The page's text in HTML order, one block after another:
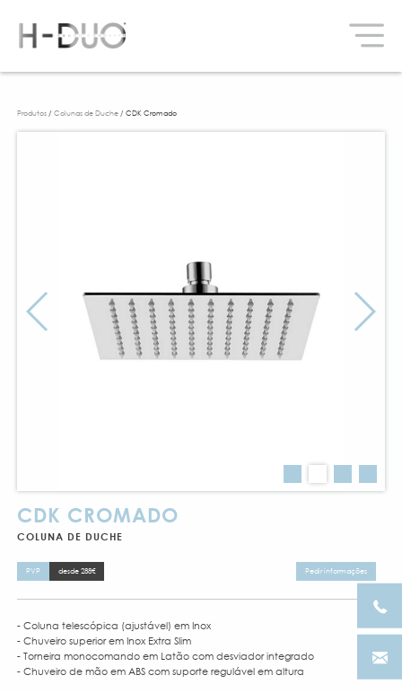
Produtos/ Colunas de Duche/ CDK Cromado
CDK CROMADO
COLUNA DE DUCHE
PVP desde 288€ Pedir informações
- Coluna telescópica (ajustável) em Inox
- Chuveiro superior em Inox Extra Slim
- Torneira monocomando em Latão com desviador integrado
- Chuveiro de mão em ABS com suporte regulável em altura